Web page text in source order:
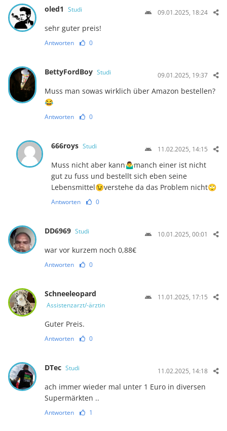
oled1 Studi 09.01.2025, 18:24
sehr guter preis!
Antworten 0
BettyFordBoy Studi 09.01.2025, 19:37
Muss man sowas wirklich über Amazon bestellen?
😂
Antworten 0
666roys Studi 11.02.2025, 14:15
Muss nicht aber kann🤷‍♂️manch einer ist nicht
gut zu fuss und bestellt sich eben seine
Lebensmittel😉verstehe da das Problem nicht🙄
Antworten 0
DD6969 Studi 10.01.2025, 00:01
war vor kurzem noch 0,88€
Antworten 0
Schneeleopard
Assistenzarzt/-ärztin
11.01.2025, 17:15
Guter Preis.
Antworten 0
DTec Studi 11.02.2025, 14:18
ach immer wieder mal unter 1 Euro in diversen
Supermärkten ..
Antworten 1